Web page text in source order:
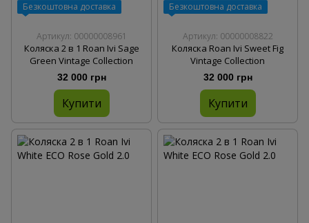
Безкоштовна доставка
Артикул: 00000008961
Коляска 2 в 1 Roan Ivi Sage
Green Vintage Collection
32 000 грн
Купити
Безкоштовна доставка
Артикул: 00000008822
Коляска Roan Ivi Sweet Fig
Vintage Collection
32 000 грн
Купити